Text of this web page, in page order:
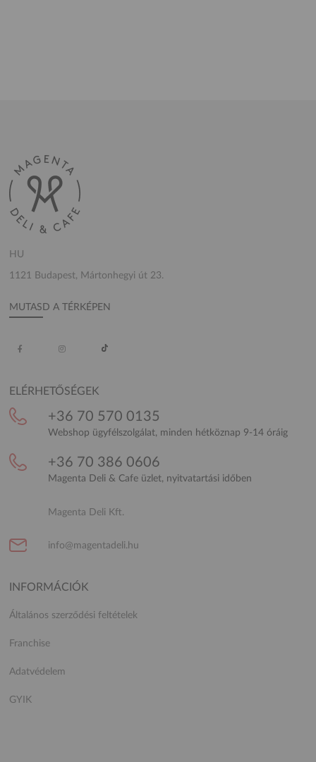
HU
1121 Budapest, Mártonhegyi út 23.
MUTASD A TÉRKÉPEN
ELÉRHETŐSÉGEK
+36 70 570 0135
Webshop ügyfélszolgálat, minden hétköznap 9-14 óráig
+36 70 386 0606
Magenta Deli & Cafe üzlet, nyitvatartási időben
Magenta Deli Kft.
info@magentadeli.hu
INFORMÁCIÓK
Általános szerződési feltételek
Franchise
Adatvédelem
GYIK